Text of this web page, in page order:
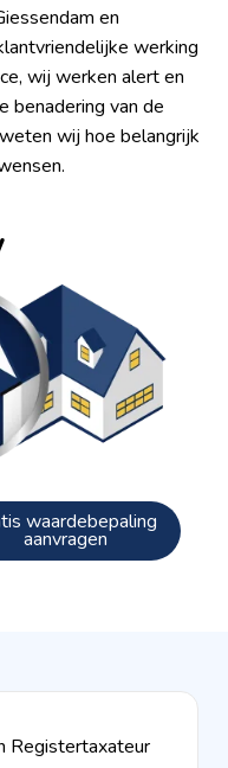
en
werking
wij werken alert en
benadering van de
wij hoe belangrijk
waardebepaling
aanvragen
Registertaxateur